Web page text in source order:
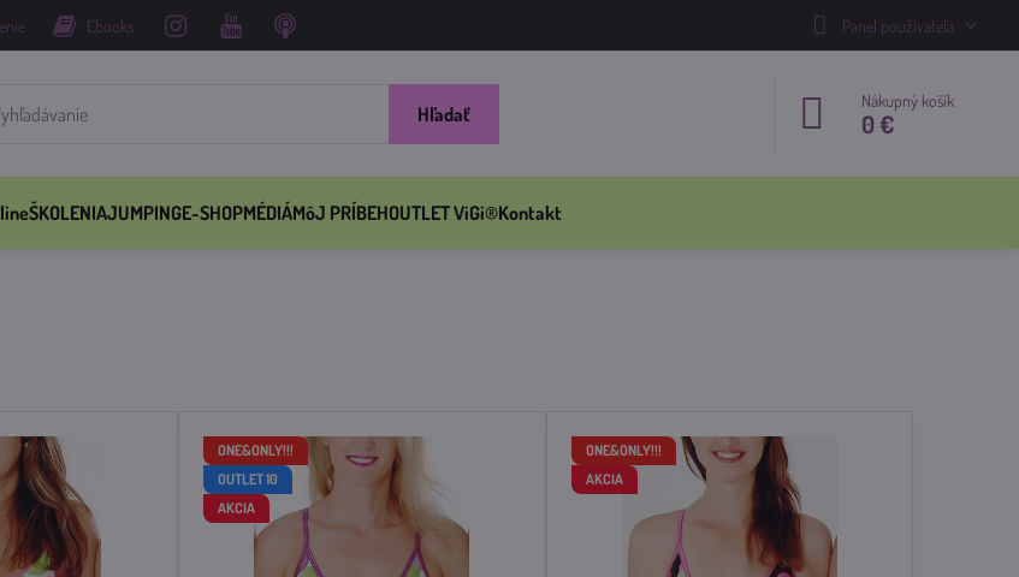
Ebooks Panel používateľa
Hľadať
Nákupný košík
0 €
ŠKOLENIAJUMPINGE-SHOPMÉDIÁMôJ PRÍBEHOUTLET ViGi®Kontakt
ONE&ONLY!!!
OUTLET 10
AKCIA
ONE&ONLY!!!
AKCIA